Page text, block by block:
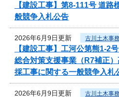
【建設工事】第8-111号 道路
般競争入札公告
2026年6月9日更新 古川土木事
【建設工事】工河公第熊1-
総合対策支援事業（R7補正
採工事に関する一般競争入札
2026年6月9日更新 古川土木事